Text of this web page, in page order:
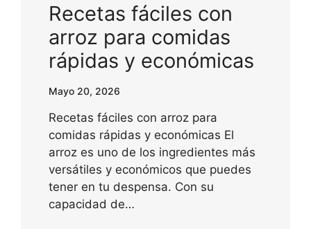
Recetas fáciles con
arroz para comidas
rápidas y económicas
Mayo 20, 2026
Recetas fáciles con arroz para
comidas rápidas y económicas El
arroz es uno de los ingredientes más
versátiles y económicos que puedes
tener en tu despensa. Con su
capacidad de…